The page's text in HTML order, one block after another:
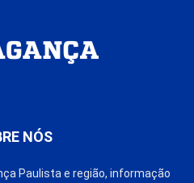
NÓS
Paulista e região, informação